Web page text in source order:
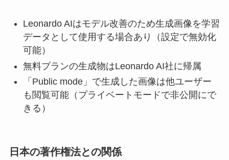
Leonardo AIはモデル改善のため生成画像を学習
データとして使用する場合あり（設定で無効化
可能）
無料プランの生成物はLeonardo AI社に帰属
「Public mode」で生成した画像は他ユーザー
も閲覧可能（プライベートモードで非公開にで
きる）
日本の著作権法との関係